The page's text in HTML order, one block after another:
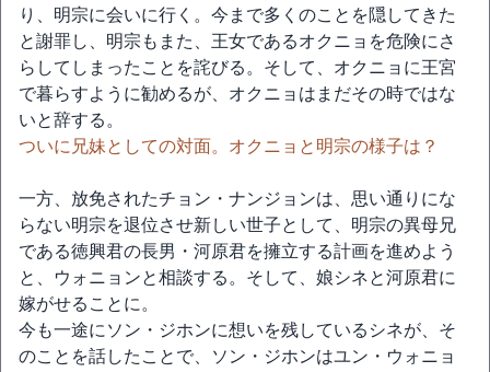
り、明宗に会いに行く。今まで多くのことを隠してきた
と謝罪し、明宗もまた、王女であるオクニョを危険にさ
らしてしまったことを詫びる。そして、オクニョに王宮
で暮らすように勧めるが、オクニョはまだその時ではな
いと辞する。
ついに兄妹としての対面。オクニョと明宗の様子は？
一方、放免されたチョン・ナンジョンは、思い通りにな
らない明宗を退位させ新しい世子として、明宗の異母兄
である徳興君の長男・河原君を擁立する計画を進めよう
と、ウォニョンと相談する。そして、娘シネと河原君に
嫁がせることに。
今も一途にソン・ジホンに想いを残しているシネが、そ
のことを話したことで、ソン・ジホンはユン・ウォニョ